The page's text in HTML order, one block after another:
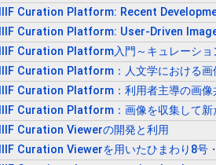
IIIF Curation Platform: Recent
IIIF Curation Platform: User-Driven
IIIF Curation Platform入門～キュレーシ
IIIF Curation Platform：人文学における
IIIF Curation Platform：利用者主導の画
IIIF Curation Platform：画像を収集して
IIIF Curation Viewerの開発と利用
IIIF Curation Viewerを用いたひまわり8号